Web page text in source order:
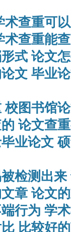
查重可
查重能
式 论文
文 毕业
图书馆
论文查
业论文
检测出
章 论文
行为 学
比较好